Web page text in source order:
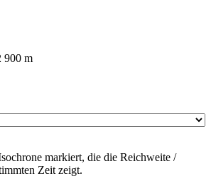
900 m
markiert, die die Reichweite /
Zeit zeigt.